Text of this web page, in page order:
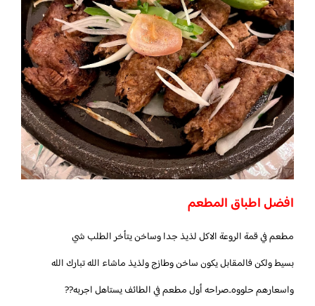
افضل اطباق المطعم
مطعم في قمة الروعة الاكل لذيذ جدا وساخن يتأخر الطلب شي
بسيط ولكن فالمقابل يكون ساخن وطازج ولذيذ ماشاء الله تبارك الله
واسعارهم حلووه..صراحه أول مطعم في الطائف يستاهل اجربه??